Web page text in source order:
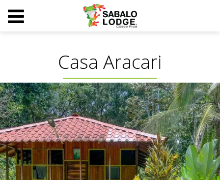
Casa Aracari